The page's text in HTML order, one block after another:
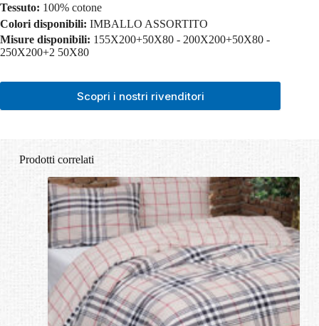
Tessuto: 100% cotone
Colori disponibili: IMBALLO ASSORTITO
Misure disponibili: 155X200+50X80 - 200X200+50X80 -
250X200+2 50X80
Scopri i nostri rivenditori
Prodotti correlati